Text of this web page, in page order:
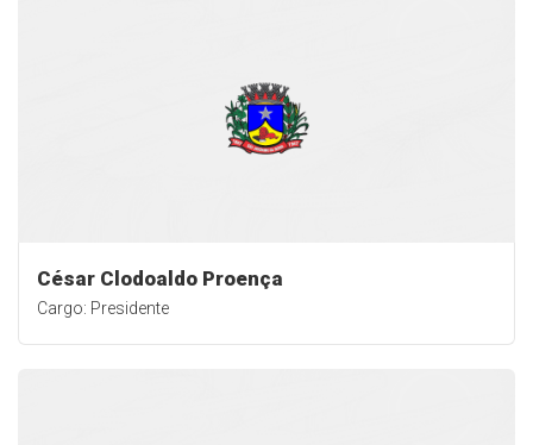
César Clodoaldo Proença
Cargo: Presidente